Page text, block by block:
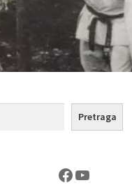
Pretraga
Facebook
YouTube